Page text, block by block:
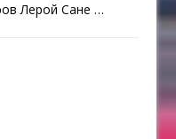
Лерой Сане…